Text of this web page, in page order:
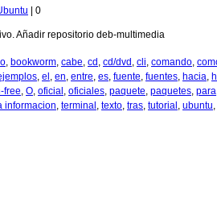
0
Añadir repositorio deb-multimedia
, bookworm, cabe, cd , cd/dvd , cli, comando,
, el , en, entre, es, fuente, fuentes, hacia,
free, O, oficial , oficiales, paquete, paquetes, para
informacion, terminal , texto, tras, tutorial , ubuntu,